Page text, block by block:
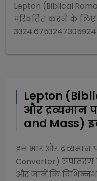
Lepton (Biblical
परिवर्तित करने के
3324.6753247305924
Lepton
और द्रव्यमान
and Mass)
इस भार और द्रव्यमान
Converter) रूपांतरण
और जानें कि विभिन्न